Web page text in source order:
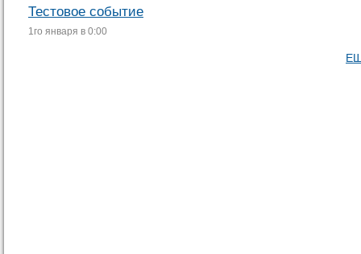
Тестовое событие
1го января в 0:00